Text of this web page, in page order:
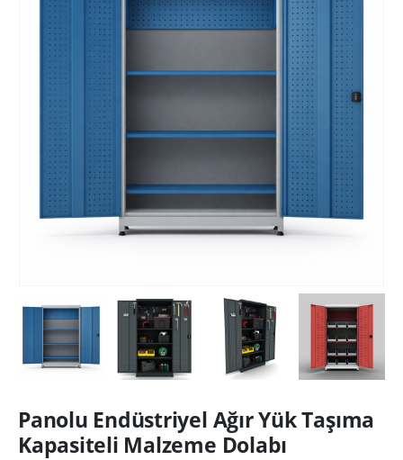
Panolu Endüstriyel Ağır Yük Taşıma
Kapasiteli Malzeme Dolabı